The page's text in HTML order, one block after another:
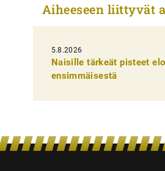
i
k
e
n
Aiheeseen liittyvät
5.8.2026
Naisille tärkeät pisteet
ensimmäisestä